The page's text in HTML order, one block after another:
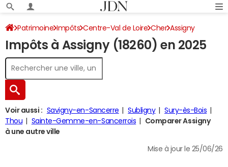
Patrimoine Impôts Centre-Val de Loire Cher Assigny
Impôt sur le revenu
Impôts à Assigny (18260) en 2025
Voir aussi : Savigny-en-Sancerre Subligny
Sury-ès-Bois
Thou
Sainte-Gemme-en-Sancerrois
Comparer Assigny
à une autre ville
Mise à jour le 25/06/26